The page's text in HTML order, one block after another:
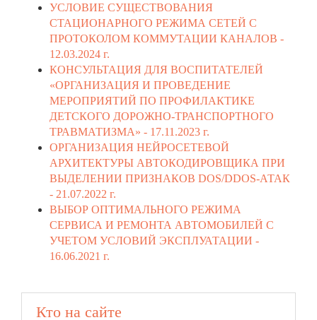
УСЛОВИЕ СУЩЕСТВОВАНИЯ
СТАЦИОНАРНОГО РЕЖИМА СЕТЕЙ С
ПРОТОКОЛОМ КОММУТАЦИИ КАНАЛОВ -
12.03.2024 г.
КОНСУЛЬТАЦИЯ ДЛЯ ВОСПИТАТЕЛЕЙ
«ОРГАНИЗАЦИЯ И ПРОВЕДЕНИЕ
МЕРОПРИЯТИЙ ПО ПРОФИЛАКТИКЕ
ДЕТСКОГО ДОРОЖНО-ТРАНСПОРТНОГО
ТРАВМАТИЗМА» - 17.11.2023 г.
ОРГАНИЗАЦИЯ НЕЙРОСЕТЕВОЙ
АРХИТЕКТУРЫ АВТОКОДИРОВЩИКА ПРИ
ВЫДЕЛЕНИИ ПРИЗНАКОВ DOS/DDOS‑АТАК
- 21.07.2022 г.
ВЫБОР ОПТИМАЛЬНОГО РЕЖИМА
СЕРВИСА И РЕМОНТА АВТОМОБИЛЕЙ С
УЧЕТОМ УСЛОВИЙ ЭКСПЛУАТАЦИИ -
16.06.2021 г.
Кто на сайте